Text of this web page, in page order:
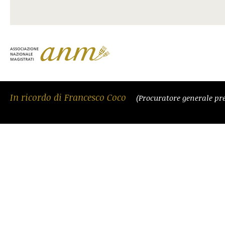
In ricordo di Francesco Coco (Procuratore generale